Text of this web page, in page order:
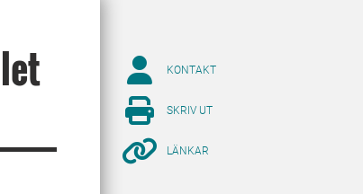
KONTAKT
SKRIV UT
LÄNKAR